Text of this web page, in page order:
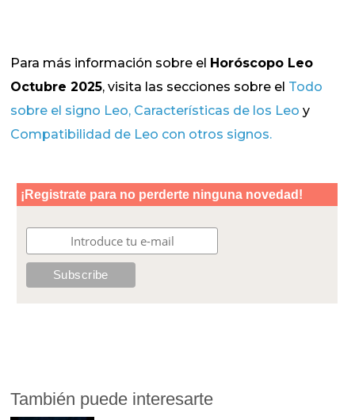
Para más información sobre el Horóscopo Leo
Octubre 2025, visita las secciones sobre el Todo
sobre el signo Leo, Características de los Leo y
Compatibilidad de Leo con otros signos.
También puede interesarte